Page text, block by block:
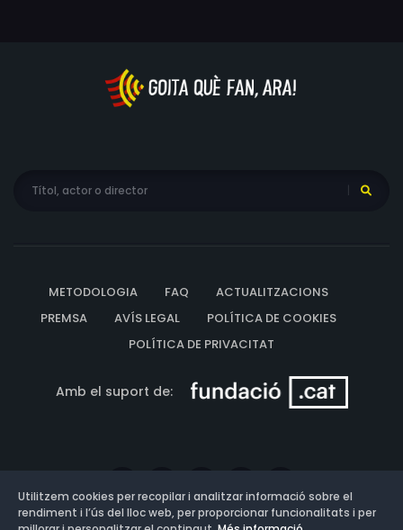
METODOLOGIA FAQ
ACTUALITZACIONS
PREMSA
AVÍS LEGAL
POLÍTICA DE COOKIES
POLÍTICA DE PRIVACITAT
Amb el suport de:
Utilitzem cookies per recopilar i analitzar informació sobre el
rendiment i l’ús del lloc web, per proporcionar funcionalitats i per